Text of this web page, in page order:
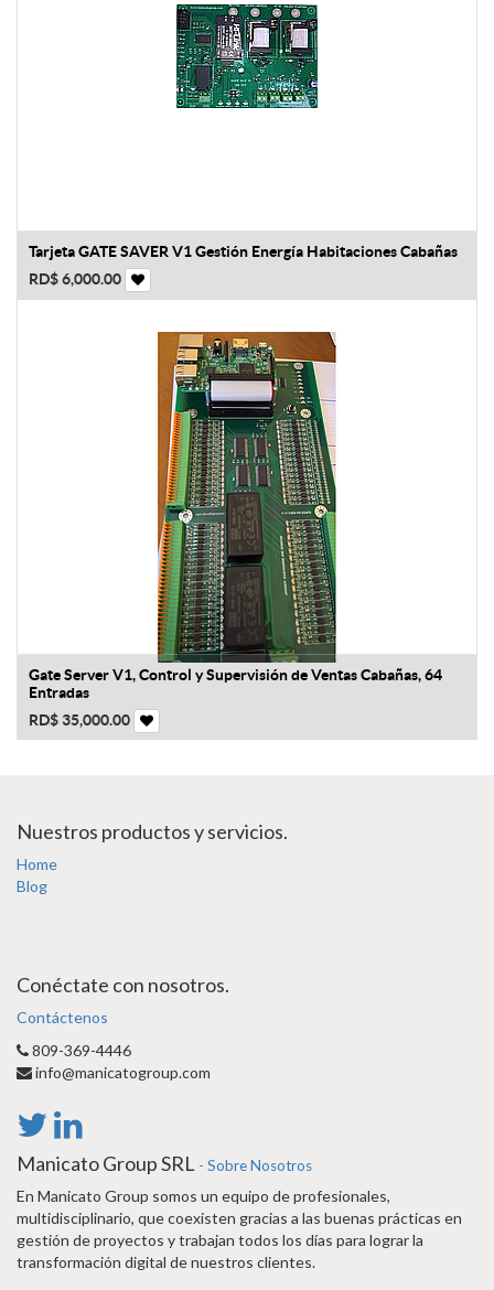
Tarjeta GATE SAVER V1 Gestión Energía Habitaciones Cabañas
RD$6,000.00
Gate Server V1, Control y Supervisión de Ventas Cabañas, 64
Entradas
RD$35,000.00
Nuestros productos y servicios.
Home
Blog
Conéctate con nosotros.
Contáctenos
809-369-4446
info@manicatogroup.com
Manicato Group SRL - Sobre Nosotros
En Manicato Group somos un equipo de profesionales,
multidisciplinario, que coexisten gracias a las buenas prácticas en
gestión de proyectos y trabajan todos los días para lograr la
transformación digital de nuestros clientes.